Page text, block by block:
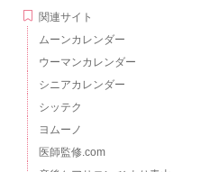
関連サイト
ムーンカレンダー
ウーマンカレンダー
シニアカレンダー
シッテク
ヨムーノ
医師監修.com